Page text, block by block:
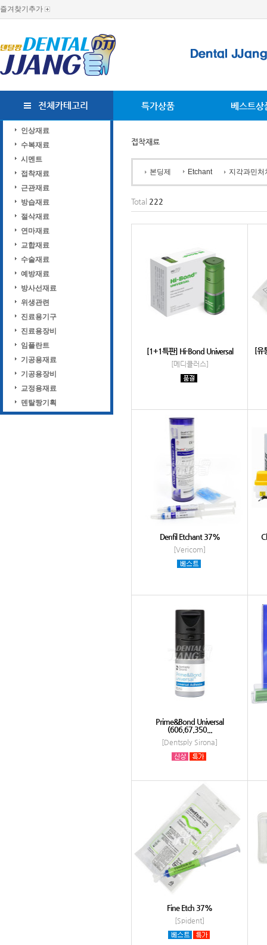
즐겨찾기추가
전체카테고리 특가상품 베스트상
인상재료
수복재료
시멘트
접착재료
근관재료
방습재료
절삭재료
연마재료
교합재료
수술재료
예방재료
방사선재료
위생관련
진료용기구
진료용장비
임플란트
기공용재료
기공용장비
교정용재료
덴탈짱기획
접착재료
본딩제 Etchant 지각과민처
Total 222
[1+1특판] Hi-Bond Universal
[메디클러스]
[유
Denfil Etchant 37%
[Vericom]
Prime&Bond Universal
(606.67.350...
[Dentsply Sirona]
Fine Etch 37%
[Spident]